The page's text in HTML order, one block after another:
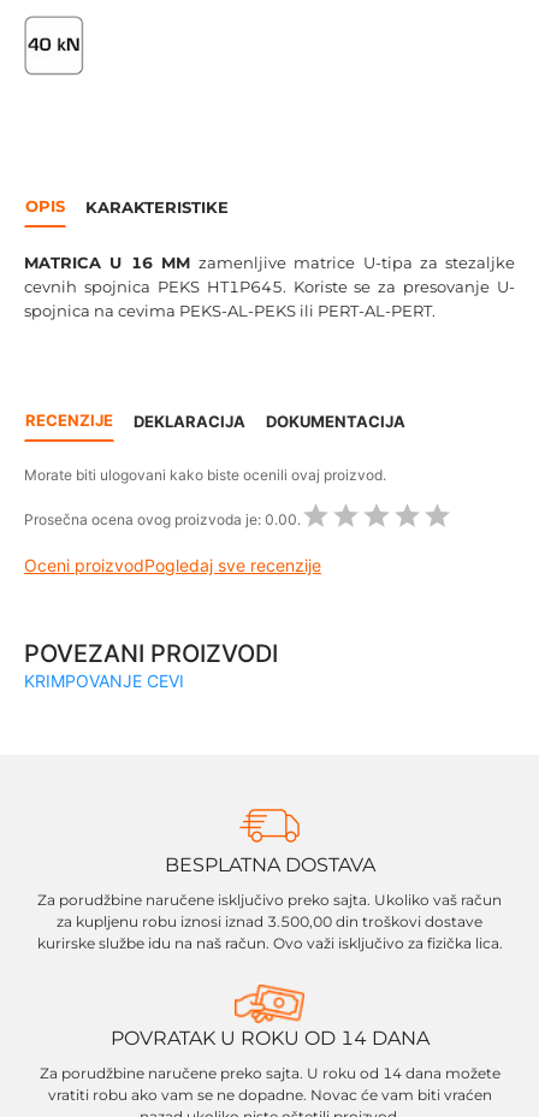
OPIS KARAKTERISTIKE
MATRICA U 16 MM zamenljive matrice U-tipa za stezaljke
cevnih spojnica PEKS HT1P645. Koriste se za presovanje U-
spojnica na cevima PEKS-AL-PEKS ili PERT-AL-PERT.
RECENZIJE DEKLARACIJA DOKUMENTACIJA
Morate biti ulogovani kako biste ocenili ovaj proizvod.
Prosečna ocena ovog proizvoda je: 0.00.
Oceni proizvodPogledaj sve recenzije
POVEZANI PROIZVODI
KRIMPOVANJE CEVI
BESPLATNA DOSTAVA
Za porudžbine naručene isključivo preko sajta. Ukoliko vaš račun
za kupljenu robu iznosi iznad 3.500,00 din troškovi dostave
kurirske službe idu na naš račun. Ovo važi isključivo za fizička lica.
POVRATAK U ROKU OD 14 DANA
Za porudžbine naručene preko sajta. U roku od 14 dana možete
vratiti robu ako vam se ne dopadne. Novac će vam biti vraćen